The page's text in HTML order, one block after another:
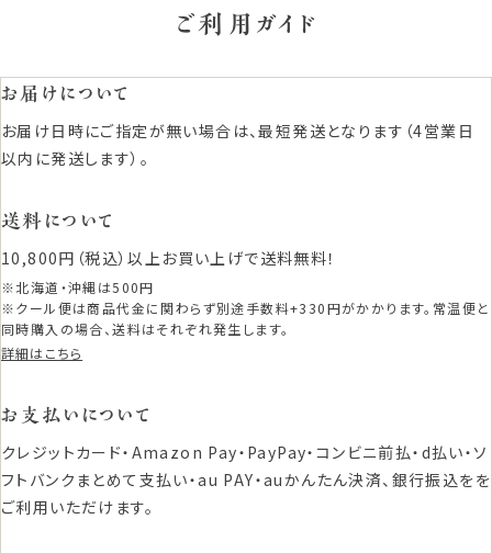
ご利用ガイド
お届けについて
お届け日時にご指定が無い場合は、最短発送となります（4営業日
以内に発送します）。
送料について
10,800円（税込）以上お買い上げで送料無料！
※北海道・沖縄は500円
※クール便は商品代金に関わらず別途手数料+330円がかかります。常温便と
同時購入の場合、送料はそれぞれ発生します。
詳細はこちら
お支払いについて
クレジットカード・Amazon Pay・PayPay・コンビニ前払・d払い・ソ
フトバンクまとめて支払い・au PAY・auかんたん決済、銀行振込をを
ご利用いただけます。